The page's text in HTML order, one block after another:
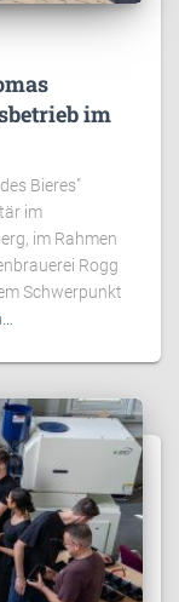
im
Bieres"
im
im Rahmen
Rogg
Schwerpunkt